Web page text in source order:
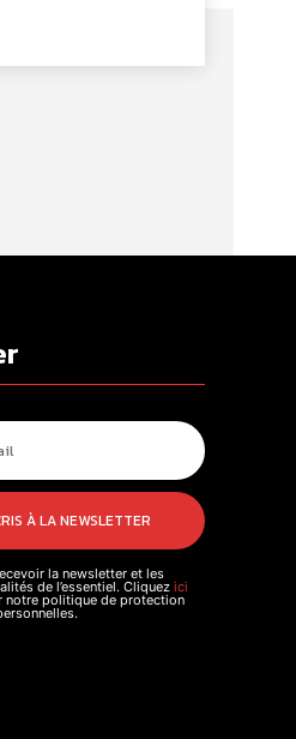
À LA NEWSLETTER
la newsletter et les
de l’essentiel. Cliquez ici
notre politique de protection